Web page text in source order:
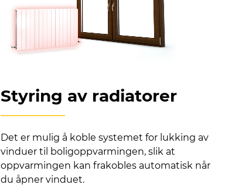
Styring av radiatorer
Det er mulig å koble systemet for lukking av
vinduer til boligoppvarmingen, slik at
oppvarmingen kan frakobles automatisk når
du åpner vinduet.